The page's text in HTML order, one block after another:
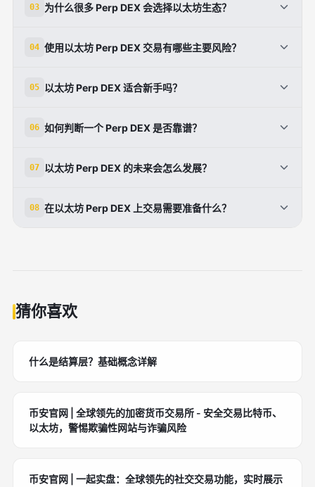
通常由平台集中托管资金并完成撮合，速度更快但依赖
03 为什么很多 Perp DEX 会选择以太坊生态？
基础，同时 Layer 2 网络也有助于降低成本和提升交
04 使用以太坊 Perp DEX 交易有哪些主要风险？
资金费率波动，以及链上网络拥堵带来的交易延迟和成
05 以太坊 Perp DEX 适合新手吗？
杠杆、保证金、资金费率和清算机制，再从小仓位开
06 如何判断一个 Perp DEX 是否靠谱？
费、风控机制以及是否有稳定的社区和做市支持。
07 以太坊 Perp DEX 的未来会怎么发展？
发展，并通过 Layer 2 和更高效的执行架构提升交易
08 在以太坊 Perp DEX 上交易需要准备什么？
猜你喜欢
什么是结算层？基础概念详解
币安官网 | 全球领先的加密货币交易所 - 安全交易比特币、
以太坊，警惕欺骗性网站与诈骗风险
币安官网 | 一起实盘：全球领先的社交交易功能，实时展示